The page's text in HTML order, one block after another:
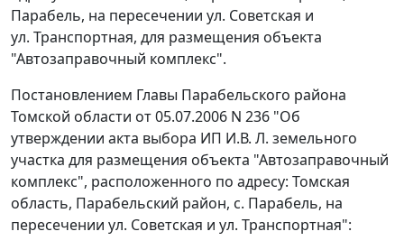
Парабель, на пересечении ул. Советская и
ул. Транспортная, для размещения объекта
"Автозаправочный комплекс".
Постановлением Главы Парабельского района
Томской области от 05.07.2006 N 236 "Об
утверждении акта выбора ИП И.В. Л. земельного
участка для размещения объекта "Автозаправочный
комплекс", расположенного по адресу: Томская
область, Парабельский район, с. Парабель, на
пересечении ул. Советская и ул. Транспортная":